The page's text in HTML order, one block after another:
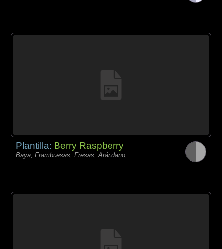
Plantilla: Berry Raspberry
Baya, Frambuesas, Fresas, Arándano,